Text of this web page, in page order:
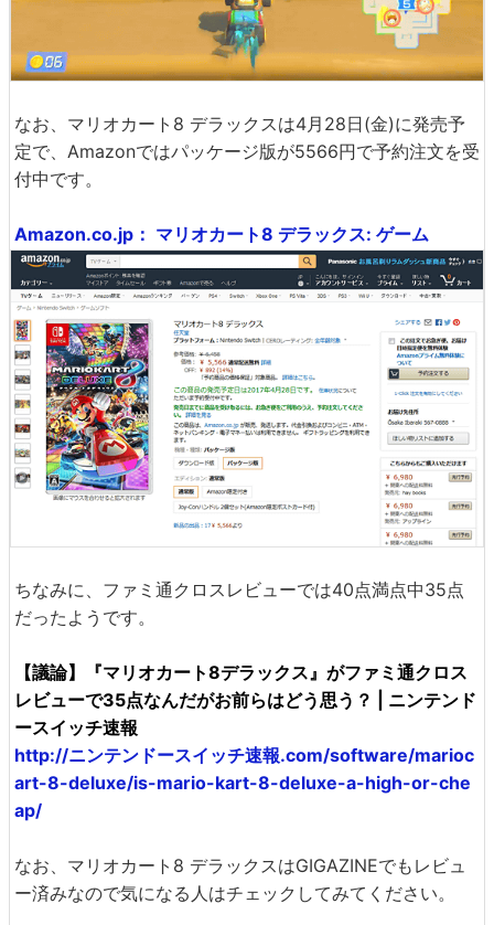
なお、マリオカート8 デラックスは4月28日(金)に発売予
定で、Amazonではパッケージ版が5566円で予約注文を受
付中です。
Amazon.co.jp： マリオカート8 デラックス: ゲーム
ちなみに、ファミ通クロスレビューでは40点満点中35点
だったようです。
【議論】『マリオカート8デラックス』がファミ通クロス
レビューで35点なんだがお前らはどう思う？ | ニンテンド
ースイッチ速報
http://ニンテンドースイッチ速報.com/software/marioc
art-8-deluxe/is-mario-kart-8-deluxe-a-high-or-che
ap/
なお、マリオカート8 デラックスはGIGAZINEでもレビュ
ー済みなので気になる人はチェックしてみてください。